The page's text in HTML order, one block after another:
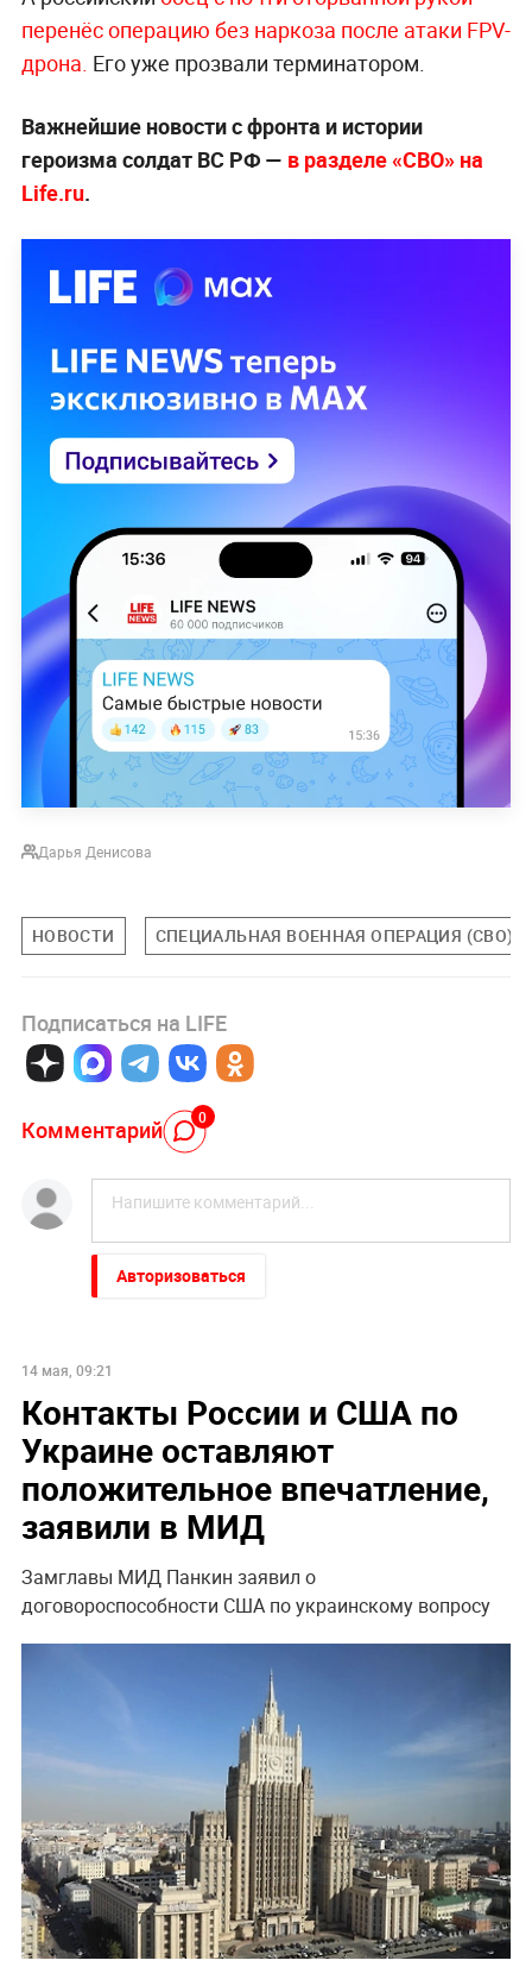
перенёс операцию без наркоза после атаки FPV-
дрона. Его уже прозвали терминатором.
Важнейшие новости с фронта и истории
героизма солдат ВС РФ — в разделе «СВО» на
Life.ru.
Дарья Денисова
НОВОСТИ СПЕЦИАЛЬНАЯ ВОЕННАЯ ОПЕРАЦИЯ (СВО)
Подписаться на LIFE
Комментарий 0
Авторизоваться
14 мая, 09:21
Контакты России и США по
Украине оставляют
положительное впечатление,
заявили в МИД
Замглавы МИД Панкин заявил о
договороспособности США по украинскому вопросу